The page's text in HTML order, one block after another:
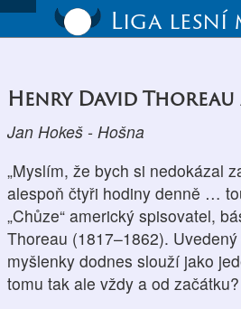
Liga
Henry David
Jan Hokeš - Hošna
„Myslím, že bych si nedokázal
alespoň čtyři hodiny denně …
„Chůze“ americký spisovatel,
Thoreau (1817–1862).
myšlenky dodnes slouží jako
tomu tak ale vždy a od začátku?